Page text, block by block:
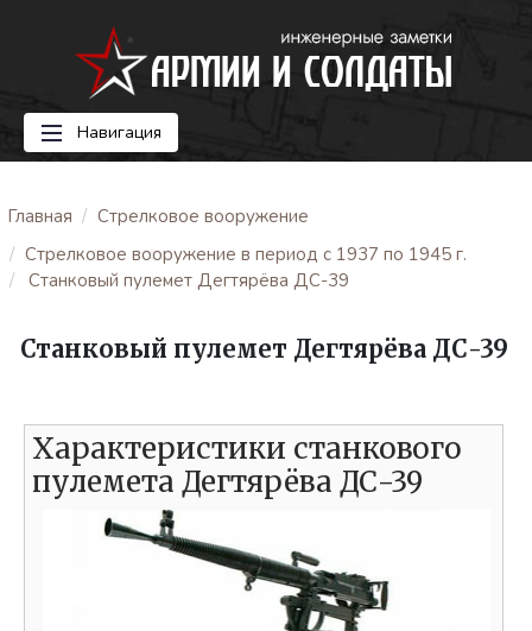
Навигация
Главная
Стрелковое вооружение
Стрелковое вооружение в период с 1937 по 1945 г.
Станковый пулемет Дегтярёва ДС-39
Станковый пулемет Дегтярёва ДС-39
Характеристики станкового
пулемета Дегтярёва ДС-39